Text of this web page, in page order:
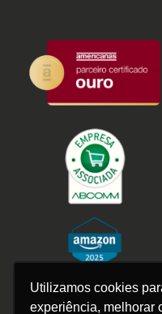
Utilizamos cookies
experiência, melhorar